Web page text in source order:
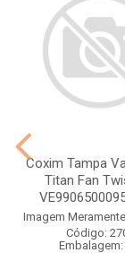
Coxim Tampa
Titan Fan
Imagem
Código:
Embalagem: